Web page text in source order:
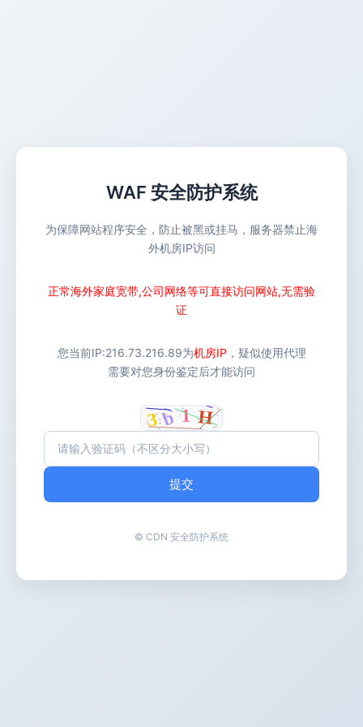
WAF 安全防护系统
为保障网站程序安全，防止被黑或挂马，服务器禁止海
外机房IP访问
正常海外家庭宽带,公司网络等可直接访问网站,无需验
证
您当前IP:216.73.216.89为机房IP ，疑似使用代理
需要对您身份鉴定后才能访问
提交
© CDN 安全防护系统